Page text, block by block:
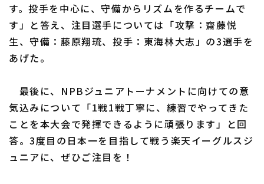
す。投手を中心に、守備からリズムを作るチームで
す」と答え、注目選手については「攻撃：齋藤悦
生、守備：藤原翔琉、投手：東海林大志」の3選手を
あげた。
最後に、NPBジュニアトーナメントに向けての意
気込みについて「1戦1戦丁寧に、練習でやってきた
ことを本大会で発揮できるように頑張ります」と回
答。3度目の日本一を目指して戦う楽天イーグルスジ
ュニアに、ぜひご注目を！